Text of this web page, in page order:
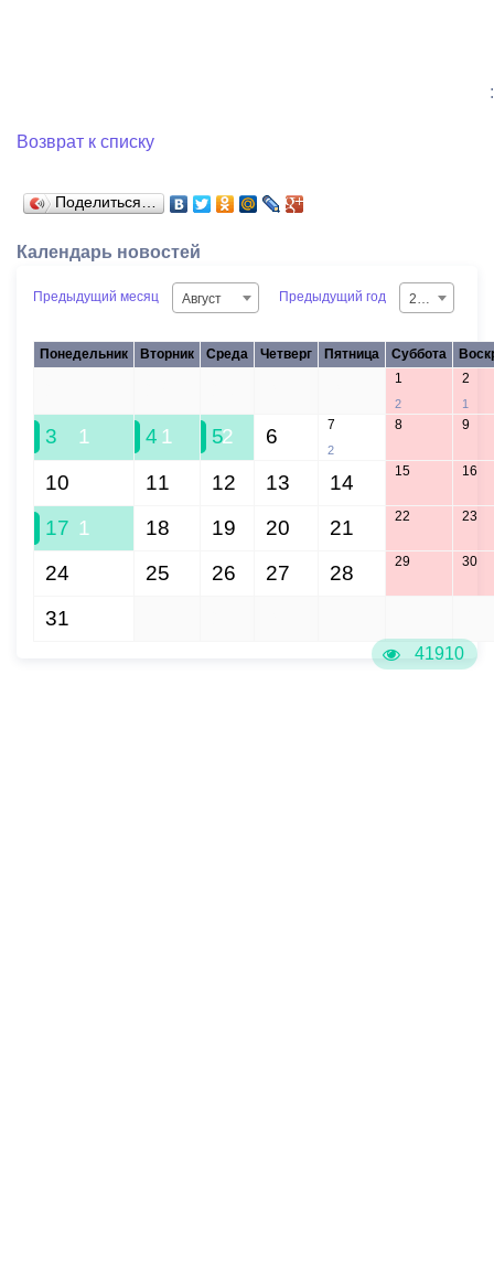
41910
:
Возврат к списку
Поделиться…
Календарь новостей
Предыдущий месяц Август Предыдущий год 2026
Понедельник Вторник Среда Четверг Пятница Суббота
1
2
2
1
3 1 4 1 52 6 7
2
8 9
10 11 12 13 14 15 16
17 1 18 19 20 21 22 23
24 25 26 27 28 29 30
31